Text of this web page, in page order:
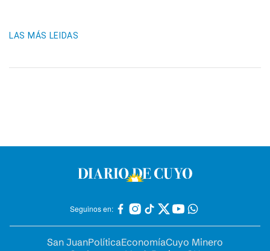
LAS MÁS LEIDAS
Seguinos en:
San JuanPolíticaEconomíaCuyo Minero